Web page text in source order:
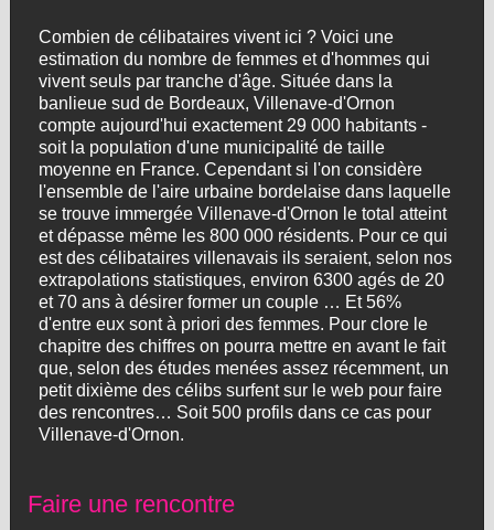
Combien de célibataires vivent ici ? Voici une
estimation du nombre de femmes et d'hommes qui
vivent seuls par tranche d'âge. Située dans la
banlieue sud de Bordeaux, Villenave-d'Ornon
compte aujourd'hui exactement 29 000 habitants -
soit la population d'une municipalité de taille
moyenne en France. Cependant si l'on considère
l'ensemble de l'aire urbaine bordelaise dans laquelle
se trouve immergée Villenave-d'Ornon le total atteint
et dépasse même les 800 000 résidents. Pour ce qui
est des célibataires villenavais ils seraient, selon nos
extrapolations statistiques, environ 6300 agés de 20
et 70 ans à désirer former un couple … Et 56%
d'entre eux sont à priori des femmes. Pour clore le
chapitre des chiffres on pourra mettre en avant le fait
que, selon des études menées assez récemment, un
petit dixième des célibs surfent sur le web pour faire
des rencontres… Soit 500 profils dans ce cas pour
Villenave-d'Ornon.
Faire une rencontre